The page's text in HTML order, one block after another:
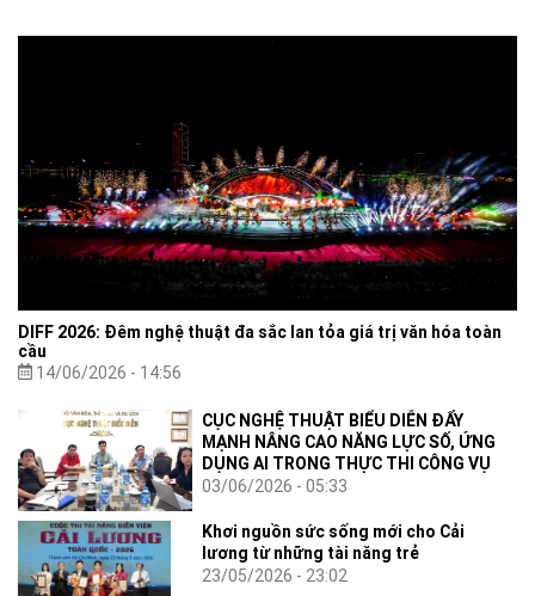
DIFF 2026: Đêm nghệ thuật đa sắc lan tỏa giá trị văn hóa toàn
cầu
14/06/2026 - 14:56
CỤC NGHỆ THUẬT BIỂU DIỄN ĐẨY
MẠNH NÂNG CAO NĂNG LỰC SỐ, ỨNG
DỤNG AI TRONG THỰC THI CÔNG VỤ
03/06/2026 - 05:33
Khơi nguồn sức sống mới cho Cải
lương từ những tài năng trẻ
23/05/2026 - 23:02